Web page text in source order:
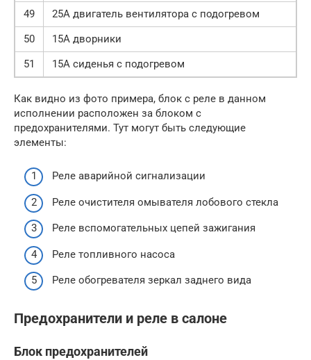
49
25А двигатель вентилятора с подогревом
50
15А дворники
51
15А сиденья с подогревом
Как видно из фото примера, блок с реле в данном
исполнении расположен за блоком с
предохранителями. Тут могут быть следующие
элементы:
Реле аварийной сигнализации
Реле очистителя омывателя лобового стекла
Реле вспомогательных цепей зажигания
Реле топливного насоса
Реле обогревателя зеркал заднего вида
Предохранители и реле в салоне
Блок предохранителей